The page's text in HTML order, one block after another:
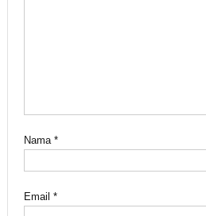
Nama *
Email *